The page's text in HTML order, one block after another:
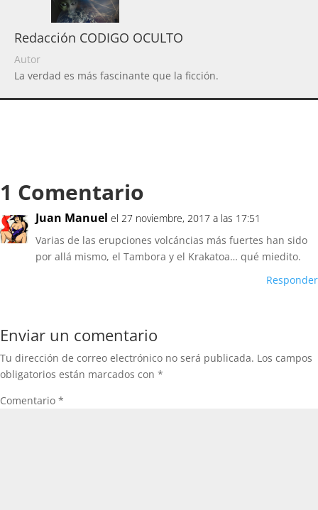
Redacción CODIGO OCULTO
Autor
La verdad es más fascinante que la ficción.
1 Comentario
Juan Manuel el 27 noviembre, 2017 a las 17:51
Varias de las erupciones volcáncias más fuertes han sido
por allá mismo, el Tambora y el Krakatoa… qué miedito.
Responder
Enviar un comentario
Tu dirección de correo electrónico no será publicada. Los campos
obligatorios están marcados con *
Comentario *